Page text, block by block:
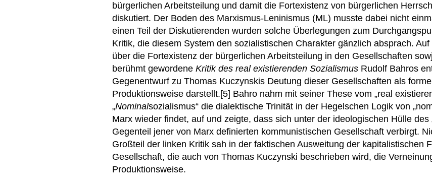
bürgerlichen Arbeitsteilung und damit die Fortexistenz von bürgerlichen
diskutiert. Der Boden des Marxismus-Leninismus (ML) musste dabei nicht
einen Teil der Diskutierenden wurden solche Überlegungen zum
Kritik, die diesem System den sozialistischen Charakter gänzlich absprach.
über die Fortexistenz der bürgerlichen Arbeitsteilung in den Gesellschaften
berühmt gewordene Kritik des real existierenden Sozialismus Rudolf Bahros
Gegenentwurf zu Thomas Kuczynskis Deutung dieser Gesellschaften als
Produktionsweise darstellt.[5] Bahro nahm mit seiner These vom „real
„Nominalsozialismus“ die dialektische Trinität in der Hegelschen Logik von
Marx wieder findet, auf und zeigte, dass sich unter der ideologischen Hülle des
Gegenteil jener von Marx definierten kommunistischen Gesellschaft verbirgt.
Großteil der linken Kritik sah in der faktischen Ausweitung der kapitalistischen
Gesellschaft, die auch von Thomas Kuczynski beschrieben wird, die
Produktionsweise.